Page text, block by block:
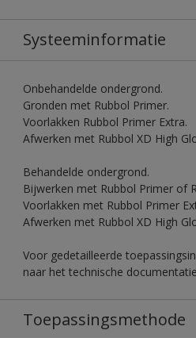
Systeeminformatie
Onbehandelde ondergrond.
Gronden met Rubbol Primer.
Voorlakken Rubbol Primer Extra.
Afwerken met Rubbol XD High
Behandelde ondergrond.
Bijwerken met Rubbol Primer of
Voorlakken met Rubbol Primer
Afwerken met Rubbol XD High
Voor gedetailleerde
naar het technische
Toepassingsmethode